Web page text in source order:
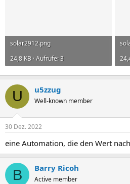
solar2912.png
24,8 KB · Aufrufe: 3
U u5zzug
Well-known member
30 Dez. 2022
eine Automation, die den Wert
B Barry Ricoh
Active member